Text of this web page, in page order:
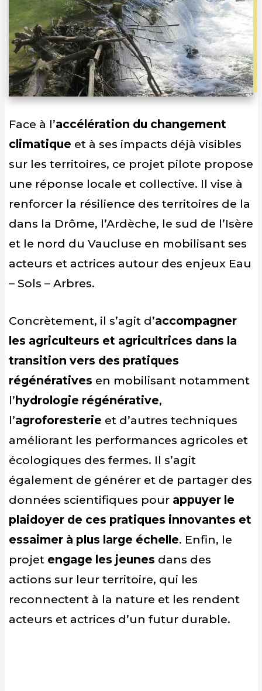
Face à l’accélération du changement
climatique et à ses impacts déjà visibles
sur les territoires, ce projet pilote propose
une réponse locale et collective. Il vise à
renforcer la résilience des territoires de la
dans la Drôme, l’Ardèche, le sud de l’Isère
et le nord du Vaucluse en mobilisant ses
acteurs et actrices autour des enjeux Eau
– Sols – Arbres.
Concrètement, il s’agit d’accompagner
les agriculteurs et agricultrices dans la
transition vers des pratiques
régénératives en mobilisant notamment
l’hydrologie régénérative,
l’agroforesterie et d’autres techniques
améliorant les performances agricoles et
écologiques des fermes. Il s’agit
également de générer et de partager des
données scientifiques pour appuyer le
plaidoyer de ces pratiques innovantes et
essaimer à plus large échelle. Enfin, le
projet engage les jeunes dans des
actions sur leur territoire, qui les
reconnectent à la nature et les rendent
acteurs et actrices d’un futur durable.